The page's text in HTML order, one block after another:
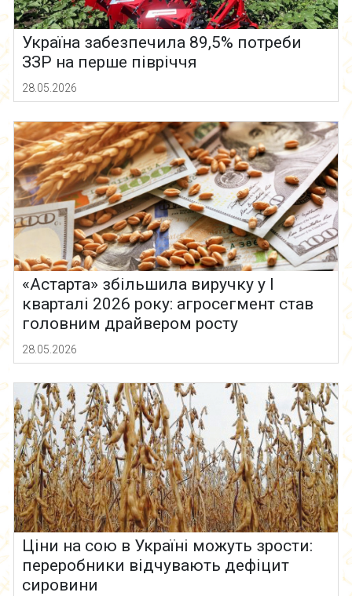
Україна забезпечила 89,5% потреби
ЗЗР на перше півріччя
28.05.2026
«Астарта» збільшила виручку у І
кварталі 2026 року: агросегмент став
головним драйвером росту
28.05.2026
Ціни на сою в Україні можуть зрости:
переробники відчувають дефіцит
сировини